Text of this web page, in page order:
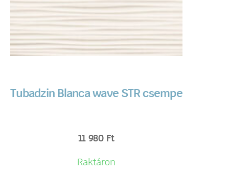
Tubadzin Blanca wave STR csempe
11 980 Ft
Raktáron